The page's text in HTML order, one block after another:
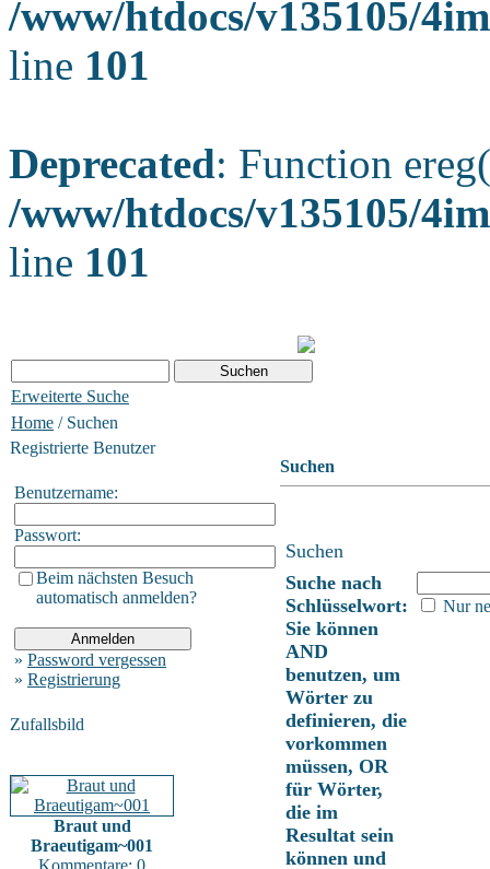
/www/htdocs/v135105/
line 101
Deprecated: Function
/www/htdocs/v135105/
line 101
Erweiterte Suche
Home / Suchen
Registrierte Benutzer
Benutzername:
Passwort:
Beim nächsten Besuch
automatisch anmelden?
» Password vergessen
» Registrierung
Zufallsbild
Braut und
Braeutigam~001
Kommentare: 0
Suchen
Suchen
Suche nach
Schlüsselwort:
Sie können
AND
benutzen, um
Wörter zu
definieren, die
vorkommen
müssen, OR
für Wörter,
die im
Resultat sein
können und
Nur